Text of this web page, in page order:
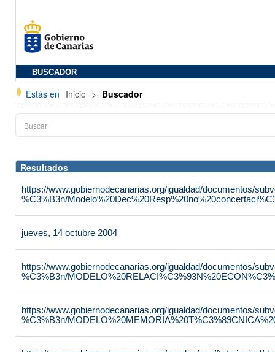
BUSCADOR
Estás en Inicio > Buscador
Resultados
https://www.gobiernodecanarias.org/igualdad/documentos/
%C3%B3n/
jueves, 14 octubre 2004
https://www.gobiernodecanarias.org/igualdad/documentos/
%C3%B3n/
https://www.gobiernodecanarias.org/igualdad/documentos/
%C3%B3n/